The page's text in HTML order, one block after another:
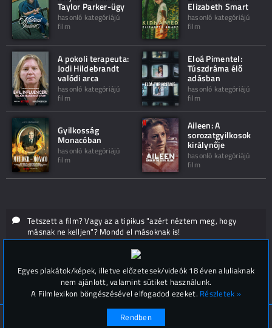
Taylor Parker-ügy
hasonló kategóriájú
film
Elizabeth Smart
hasonló kategóriájú
film
A pokoli terapeuta:
Jodi Hildebrandt
valódi arca
hasonló kategóriájú
film
Eloá Pimentel:
Túszdráma élő
adásban
hasonló kategóriájú
film
Gyilkosság
Monacóban
hasonló kategóriájú
film
Aileen: A
sorozatgyilkosok
királynője
hasonló kategóriájú
film
Tetszett a film? Vagy az a tipikus "azért néztem meg, hogy
másnak ne kelljen"? Mondd el másoknak is!
Hozzászólások (
© Filmlexikon 2019-2026
Kapcsolat, impresszum
Egyes plakátok/képek, illetve előzetesek/videók 18 éven aluliaknak
nem ajánlott, valamint sütiket használunk.
A Filmlexikon böngészésével elfogadod ezeket. Részletek »
Rendben